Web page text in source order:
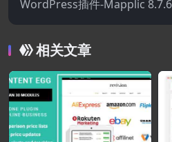
WordPress插件-Mapplic
式地图WordPress插件
相关文章